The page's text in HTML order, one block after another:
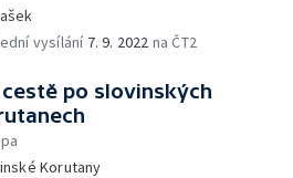
vysílání 7. 9. 2022 na ČT2
cestě po slovinských
Korutany